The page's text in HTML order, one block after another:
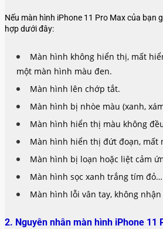
Nếu màn hình iPhone 11 Pro Max của bạn
hợp dưới đây:
Màn hình không hiển thị, mất
một màn hình màu đen.
Màn hình lên chớp tắt.
Màn hình bị nhòe màu (xanh,
Màn hình hiển thị màu không
Màn hình hiển thị đứt đoạn, mất
Màn hình bị loạn hoặc liệt cảm
Màn hình sọc xanh trắng tím đỏ…
Màn hình lỗi vân tay, không
2. Nguyên nhân màn hình iPhone 11